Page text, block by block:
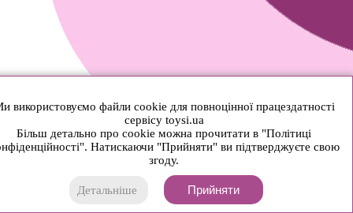
використовуємо файли cookie для повноцінної працездатності
сервісу toysi.ua
Більш детально про cookie можна прочитати в "Політиці
Натискаючи "Прийняти" ви підтверджуєте свою
згоду.
Детальніше Прийняти